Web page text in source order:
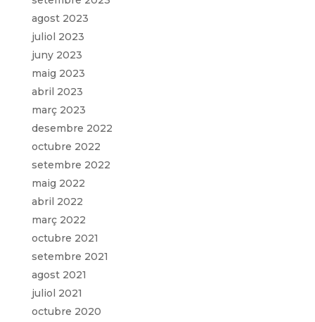
agost 2023
juliol 2023
juny 2023
maig 2023
abril 2023
març 2023
desembre 2022
octubre 2022
setembre 2022
maig 2022
abril 2022
març 2022
octubre 2021
setembre 2021
agost 2021
juliol 2021
octubre 2020